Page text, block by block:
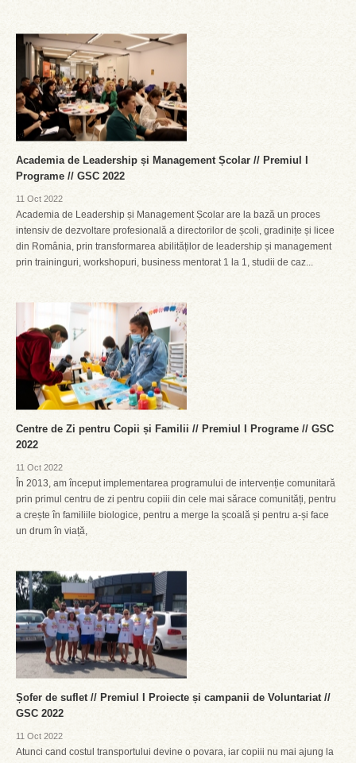
Academia de Leadership și Management Școlar // Premiul I
Programe // GSC 2022
11 Oct 2022
Academia de Leadership și Management Școlar are la bază un proces
intensiv de dezvoltare profesională a directorilor de școli, gradinițe și licee
din România, prin transformarea abilităților de leadership și management
prin traininguri, workshopuri, business mentorat 1 la 1, studii de caz...
Centre de Zi pentru Copii și Familii // Premiul I Programe // GSC
2022
11 Oct 2022
În 2013, am început implementarea programului de intervenție comunitară
prin primul centru de zi pentru copiii din cele mai sărace comunități, pentru
a crește în familiile biologice, pentru a merge la școală și pentru a-și face
un drum în viață,
Șofer de suflet // Premiul I Proiecte și campanii de Voluntariat //
GSC 2022
11 Oct 2022
Atunci cand costul transportului devine o povara, iar copiii nu mai ajung la